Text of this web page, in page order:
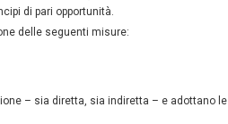
di pari opportunità.
delle seguenti misure:
– sia diretta, sia indiretta – e adottano